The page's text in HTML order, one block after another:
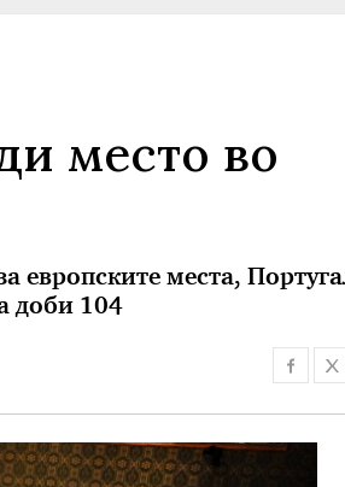
место во
европските места,
доби 104